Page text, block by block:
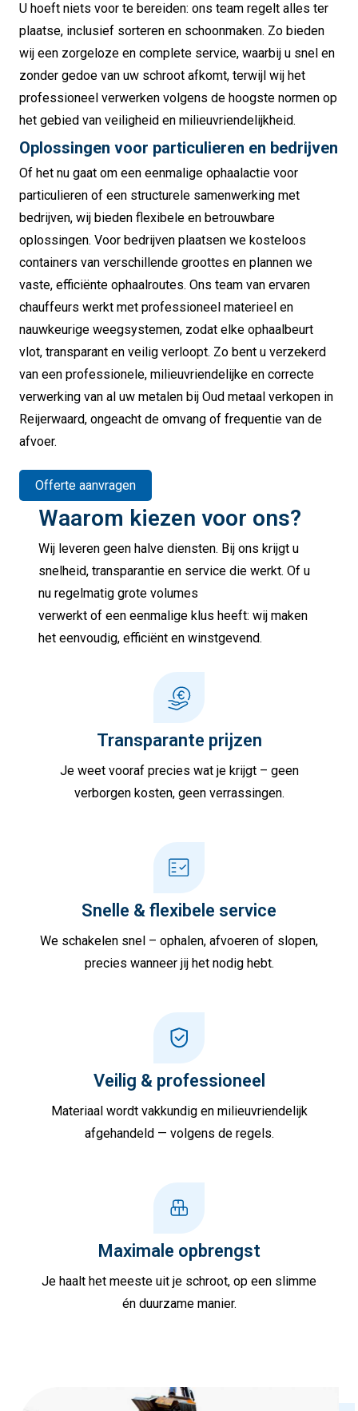
U hoeft niets voor te bereiden: ons team regelt alles ter
plaatse, inclusief sorteren en schoonmaken. Zo bieden
wij een zorgeloze en complete service, waarbij u snel en
zonder gedoe van uw schroot afkomt, terwijl wij het
professioneel verwerken volgens de hoogste normen op
het gebied van veiligheid en milieuvriendelijkheid.
Oplossingen voor particulieren en bedrijven
Of het nu gaat om een eenmalige ophaalactie voor
particulieren of een structurele samenwerking met
bedrijven, wij bieden flexibele en betrouwbare
oplossingen. Voor bedrijven plaatsen we kosteloos
containers van verschillende groottes en plannen we
vaste, efficiënte ophaalroutes. Ons team van ervaren
chauffeurs werkt met professioneel materieel en
nauwkeurige weegsystemen, zodat elke ophaalbeurt
vlot, transparant en veilig verloopt. Zo bent u verzekerd
van een professionele, milieuvriendelijke en correcte
verwerking van al uw metalen bij Oud metaal verkopen in
Reijerwaard, ongeacht de omvang of frequentie van de
afvoer.
Offerte aanvragen
Waarom kiezen voor ons?
Wij leveren geen halve diensten. Bij ons krijgt u
snelheid, transparantie en service die werkt. Of u
nu regelmatig grote volumes
verwerkt of een eenmalige klus heeft: wij maken
het eenvoudig, efficiënt en winstgevend.
Transparante prijzen
Je weet vooraf precies wat je krijgt – geen
verborgen kosten, geen verrassingen.
Snelle & flexibele service
We schakelen snel – ophalen, afvoeren of slopen,
precies wanneer jij het nodig hebt.
Veilig & professioneel
Materiaal wordt vakkundig en milieuvriendelijk
afgehandeld — volgens de regels.
Maximale opbrengst
Je haalt het meeste uit je schroot, op een slimme
én duurzame manier.